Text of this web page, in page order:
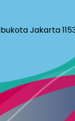
Jakarta